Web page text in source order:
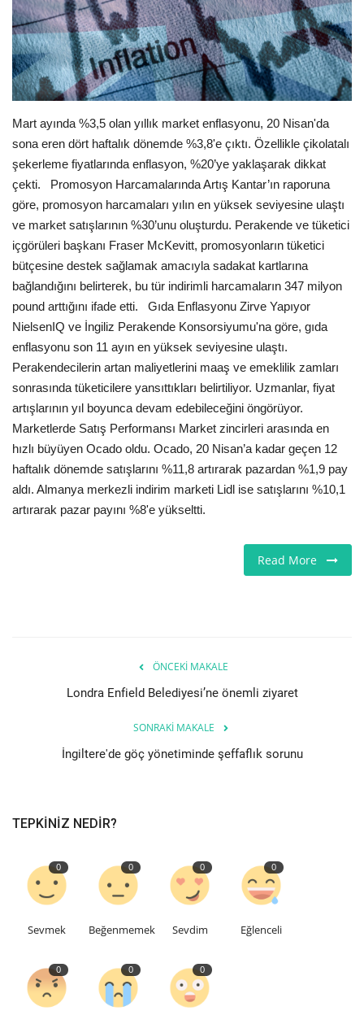
Londra
İngiltere
Videolar
Pazaryeri
Kültür - Sanat
Firma Rehberi
Restoranlar
Sağlık
Teknoloji
Etkinlik
Hakkımızda
Mart ayında %3,5 olan yıllık market enflasyonu, 20 Nisan'da
sona eren dört haftalık dönemde %3,8'e çıktı. Özellikle çikolatalı
şekerleme fiyatlarında enflasyon, %20’ye yaklaşarak dikkat
çekti. Promosyon Harcamalarında Artış Kantar’ın raporuna
göre, promosyon harcamaları yılın en yüksek seviyesine ulaştı
ve market satışlarının %30’unu oluşturdu. Perakende ve tüketici
içgörüleri başkanı Fraser McKevitt, promosyonların tüketici
bütçesine destek sağlamak amacıyla sadakat kartlarına
bağlandığını belirterek, bu tür indirimli harcamaların 347 milyon
pound arttığını ifade etti. Gıda Enflasyonu Zirve Yapıyor
NielsenIQ ve İngiliz Perakende Konsorsiyumu'na göre, gıda
enflasyonu son 11 ayın en yüksek seviyesine ulaştı.
Perakendecilerin artan maliyetlerini maaş ve emeklilik zamları
sonrasında tüketicilere yansıttıkları belirtiliyor. Uzmanlar, fiyat
artışlarının yıl boyunca devam edebileceğini öngörüyor.
Marketlerde Satış Performansı Market zincirleri arasında en
hızlı büyüyen Ocado oldu. Ocado, 20 Nisan’a kadar geçen 12
haftalık dönemde satışlarını %11,8 artırarak pazardan %1,9 pay
aldı. Almanya merkezli indirim marketi Lidl ise satışlarını %10,1
artırarak pazar payını %8'e yükseltti.
Read More
ÖNCEKI MAKALE
Londra Enfield Belediyesi’ne önemli ziyaret
SONRAKI MAKALE
İngiltere'de göç yönetiminde şeffaflık sorunu
TEPKINIZ NEDIR?
0
Sevmek
0
Beğenmemek
0
Sevdim
0
Eğlenceli
0 0 0